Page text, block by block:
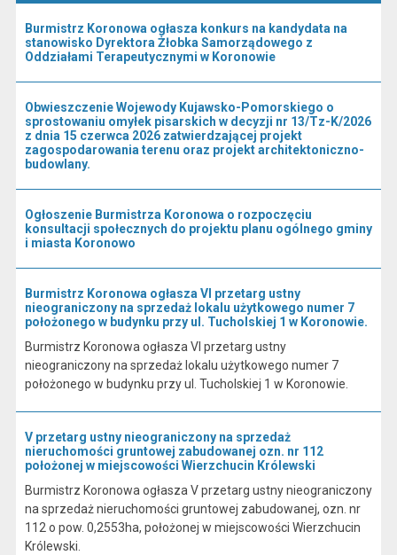
Burmistrz Koronowa ogłasza konkurs na kandydata na
stanowisko Dyrektora Żłobka Samorządowego z
Oddziałami Terapeutycznymi w Koronowie
Obwieszczenie Wojewody Kujawsko-Pomorskiego o
sprostowaniu omyłek pisarskich w decyzji nr 13/Tz-K/2026
z dnia 15 czerwca 2026 zatwierdzającej projekt
zagospodarowania terenu oraz projekt architektoniczno-
budowlany.
Ogłoszenie Burmistrza Koronowa o rozpoczęciu
konsultacji społecznych do projektu planu ogólnego gminy
i miasta Koronowo
Burmistrz Koronowa ogłasza VI przetarg ustny
nieograniczony na sprzedaż lokalu użytkowego numer 7
położonego w budynku przy ul. Tucholskiej 1 w Koronowie.
Burmistrz Koronowa ogłasza VI przetarg ustny
nieograniczony na sprzedaż lokalu użytkowego numer 7
położonego w budynku przy ul. Tucholskiej 1 w Koronowie.
V przetarg ustny nieograniczony na sprzedaż
nieruchomości gruntowej zabudowanej ozn. nr 112
położonej w miejscowości Wierzchucin Królewski
Burmistrz Koronowa ogłasza V przetarg ustny nieograniczony
na sprzedaż nieruchomości gruntowej zabudowanej, ozn. nr
112 o pow. 0,2553ha, położonej w miejscowości Wierzchucin
Królewski.